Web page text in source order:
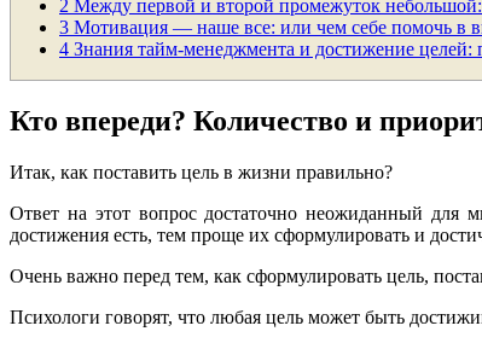
2 Между первой и второй промежуток
3 Мотивация — наше все: или чем себе помочь в
4 Знания тайм-менеджмента и достижение целей:
Кто впереди? Количество и
Итак, как поставить цель в жизни правильно?
Ответ на этот вопрос достаточно неожиданный
достижения есть, тем проще их сформулировать и
Очень важно перед тем, как сформулировать цель,
Психологи говорят, что любая цель может быть